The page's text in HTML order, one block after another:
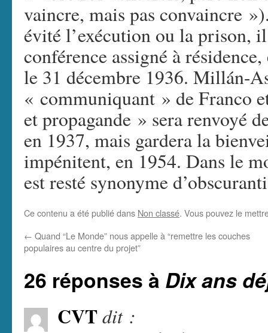
vaincre, mais pas convaincre
évité l’exécution ou la prison,
conférence assigné à
le 31 décembre 1936. Millán-
« communiquant » de Franco
et propagande » sera renvoyé
en 1937, mais gardera la
impénitent, en 1954. Dans le
est resté synonyme
Ce contenu a été publié dans Non classé. Vous pouvez le
← Quand “Le Monde” nous appelle à “remettre les couches
populaires au centre du projet”
26 réponses à Dix ans
CVTdit :